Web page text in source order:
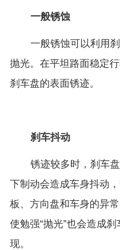
一般锈蚀
一般锈蚀可以利用刹
抛光。在平坦路面稳定
刹车盘的表面锈迹。
刹车抖动
锈迹较多时，刹车盘
下制动会造成车身抖动
板、方向盘和车身的异
使勉强“抛光”也会造成
现。